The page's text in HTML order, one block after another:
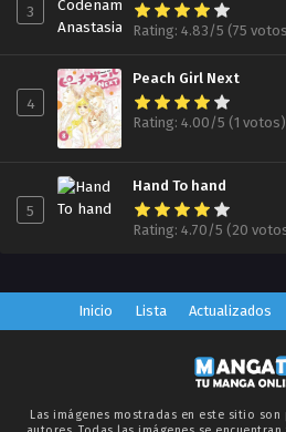
Capítulo 31.00
2019-10-24
Capítulo 32.00
BlackLotus
Capítulo 33.00
BlackLotus
Capítulo 34.00
BlackLotus
BlackLotus
3
Rating: 4.83/5 (75
4
Peach Girl Next
Rating: 4.00/5 (1 votos)
5
Hand To hand
Rating: 4.70/5 (20
Inicio Lista Actualizados
Las imágenes mostradas en este sitio